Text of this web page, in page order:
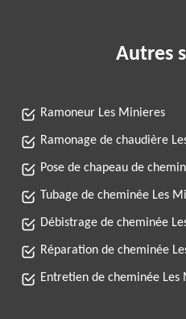
Autres
Ramoneur Les Minieres
Ramonage de chaudière
Pose de chapeau de
Tubage de cheminée Les
Débistrage de cheminée
Réparation de cheminée
Entretien de cheminée Les